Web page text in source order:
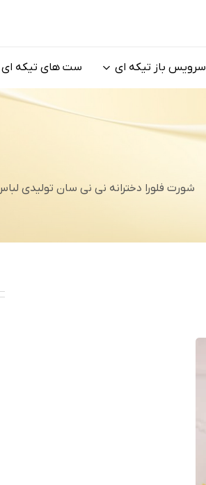
سرویس باز تیکه ای ست های تیکه ای
شورت فلورا دخترانه نی نی سان تولیدی لباس نوزادی و بچگانه